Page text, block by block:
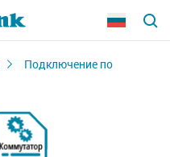
Подключение по